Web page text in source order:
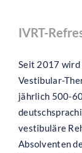
IVRT-
Seit 2017 wird
Vestibular-
jährlich 500-
vestibuläre
Absolventen